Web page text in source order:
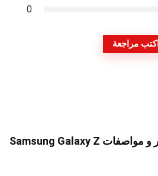
0
اكتب مراجعة
كن أول من يراجع “سعر و مواصفات Samsung Galaxy Z